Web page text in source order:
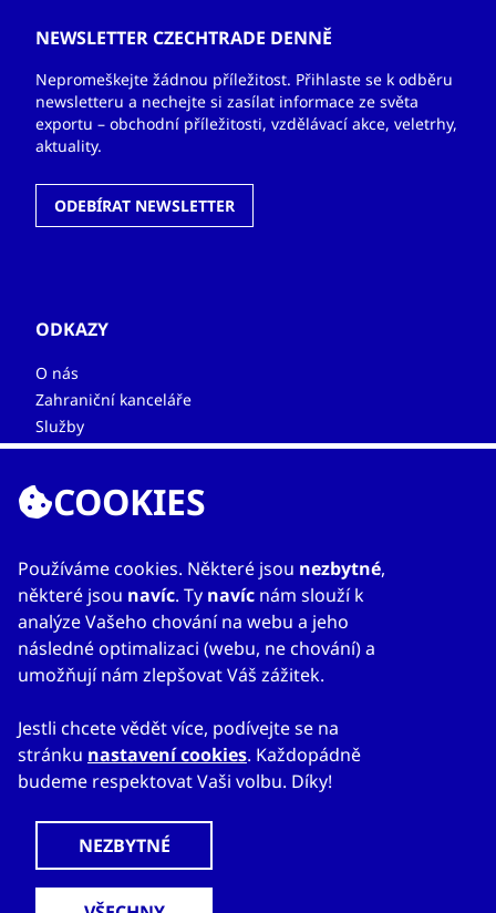
NEWSLETTER CZECHTRADE DENNĚ
Nepromeškejte žádnou příležitost. Přihlaste se k odběru
newsletteru a nechejte si zasílat informace ze světa
exportu – obchodní příležitosti, vzdělávací akce, veletrhy,
aktuality.
ODEBÍRAT NEWSLETTER
ODKAZY
O nás
Zahraniční kanceláře
Služby
Kontakty
© 2023
CzechTrade
Mapa webuProhlášení o přístupnosti
Nastavení cookies
COOKIES
Používáme cookies. Některé jsou nezbytné,
některé jsou navíc. Ty navíc nám slouží k
analýze Vašeho chování na webu a jeho
následné optimalizaci (webu, ne chování) a
umožňují nám zlepšovat Váš zážitek.
Jestli chcete vědět více, podívejte se na
stránku nastavení cookies. Každopádně
budeme respektovat Vaši volbu. Díky!